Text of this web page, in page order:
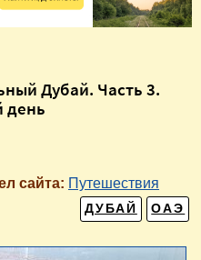
Дубай. Часть 3.
день
сайта: Путешествия
ОАЭ
ДУБАЙ